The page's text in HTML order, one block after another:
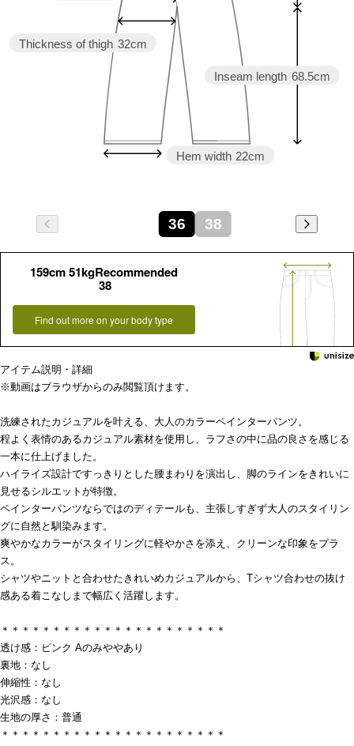
Inseam length 68.5cm
Hem width 22cm
Thickness of thigh 32cm
36 38
159cm 51kgRecommended
38
Find out more on your body type
アイテム説明・詳細
※動画はブラウザからのみ閲覧頂けます。
洗練されたカジュアルを叶える、大人のカラーペインターパンツ。
程よく表情のあるカジュアル素材を使用し、ラフさの中に品の良さを感じる
一本に仕上げました。
ハイライズ設計ですっきりとした腰まわりを演出し、脚のラインをきれいに
見せるシルエットが特徴。
ペインターパンツならではのディテールも、主張しすぎず大人のスタイリン
グに自然と馴染みます。
爽やかなカラーがスタイリングに軽やかさを添え、クリーンな印象をプラ
ス。
シャツやニットと合わせたきれいめカジュアルから、Tシャツ合わせの抜け
感ある着こなしまで幅広く活躍します。
＊＊＊＊＊＊＊＊＊＊＊＊＊＊＊＊＊＊＊＊＊＊
透け感：ピンク Aのみややあり
裏地：なし
伸縮性：なし
光沢感：なし
生地の厚さ：普通
＊＊＊＊＊＊＊＊＊＊＊＊＊＊＊＊＊＊＊＊＊＊